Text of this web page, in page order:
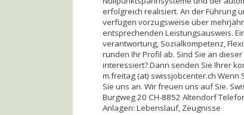
erfolgreich realisiert. An der Führung
verfügen vorzugsweise über
entsprechenden Leistungsausweis.
verantwortung, Sozialkompetenz,
runden Ihr Profil ab. Sind Sie an
interessiert? Dann senden Sie Ihrer
m.freitag (at) swissjobcenter.ch
Sie uns an. Wir freuen uns auf Sie.
Burgweg 20 CH-8852 Altendorf
Anlagen: Lebenslauf, Zeugnisse